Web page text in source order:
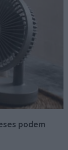
podem